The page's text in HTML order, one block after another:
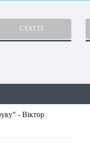
СТАТТІ
- Віктор